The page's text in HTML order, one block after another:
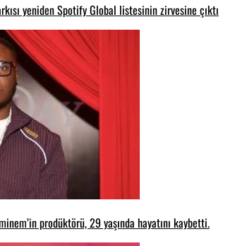
yeniden Spotify Global listesinin zirvesine çıktı
prodüktörü, 29 yaşında hayatını kaybetti.